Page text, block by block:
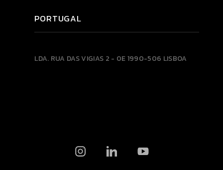
PORTUGAL
LDA. RUA DAS VIGIAS 2 - 0E1990-506 LISBOA